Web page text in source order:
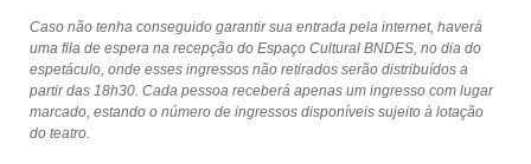
Caso não tenha conseguido garantir sua entrada pela internet, haverá
uma fila de espera na recepção do Espaço Cultural BNDES, no dia do
espetáculo, onde esses ingressos não retirados serão distribuídos a
partir das 18h30. Cada pessoa receberá apenas um ingresso com lugar
marcado, estando o número de ingressos disponíveis sujeito à lotação
do teatro.